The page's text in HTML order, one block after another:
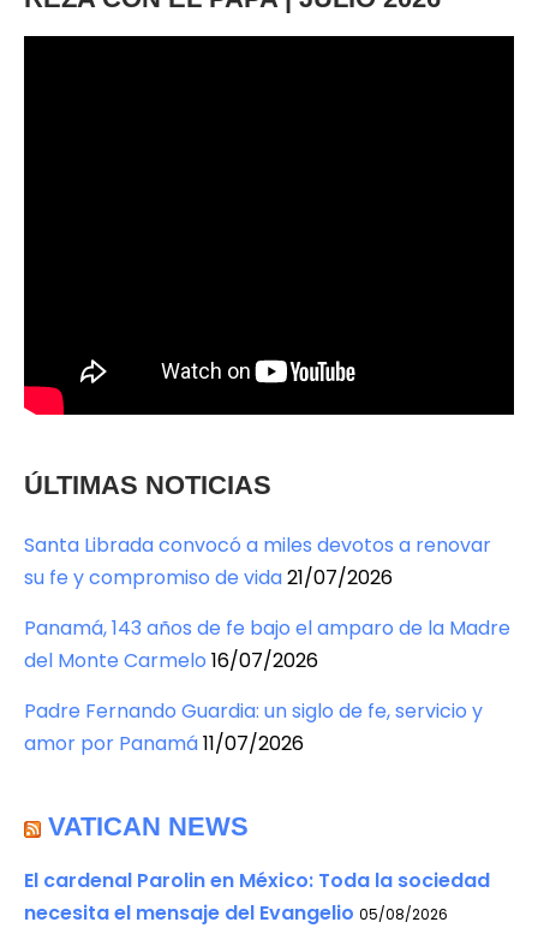
ÚLTIMAS NOTICIAS
Santa Librada convocó a miles devotos a renovar
su fe y compromiso de vida21/07/2026
Panamá, 143 años de fe bajo el amparo de la Madre
del Monte Carmelo 16/07/2026
Padre Fernando Guardia: un siglo de fe, servicio y
amor por Panamá11/07/2026
VATICAN NEWS
El cardenal Parolin en México: Toda la sociedad
necesita el mensaje del Evangelio 05/08/2026